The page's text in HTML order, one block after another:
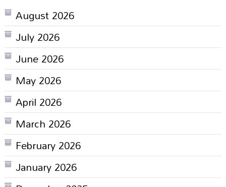
August 2026
July 2026
June 2026
May 2026
April 2026
March 2026
February 2026
January 2026